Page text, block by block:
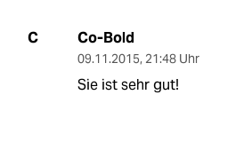
C Co-Bold
09.11.2015, 21:48 Uhr
Sie ist sehr gut!